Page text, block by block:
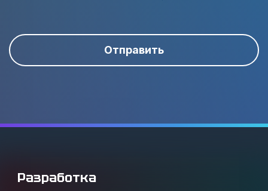
Отправить
Разработка